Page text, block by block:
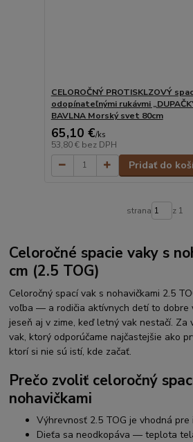
CELOROČNÝ PROTISKLZOVÝ
odopínateľnými rukávmi
BAVLNA Morský svet 80cm
65,10 €/ks
53,80 € bez DPH
Pridať do
strana z 1
Celoročné spacie vaky s
cm (2.5 TOG)
Celoročný spací vak s nohavičkami 2.5
voľba — a rodičia aktívnych detí to dobre
jeseň aj v zime, keď letný vak nestačí. Za
vak, ktorý odporúčame najčastejšie ako
ktorí si nie sú istí, kde začať.
Prečo zvoliť celoročný
nohavičkami
Výhrevnosť 2.5 TOG je vhodná
Dieťa sa neodkopáva — teplota